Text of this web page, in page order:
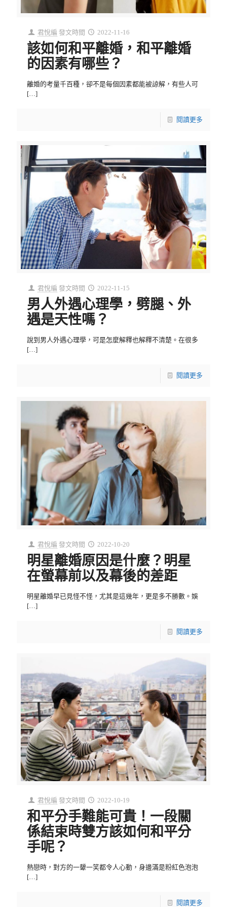
君悅編 發文時間 2022-11-16
該如何和平離婚，和平離婚
的因素有哪些？
離婚的考量千百種，卻不是每個因素都能被諒解，有些人可
[…]
閱讀更多
君悅編 發文時間 2022-11-15
男人外遇心理學，劈腿、外
遇是天性嗎？
說到男人外遇心理學，可是怎麼解釋也解釋不清楚。在很多
[…]
閱讀更多
君悅編 發文時間 2022-10-20
明星離婚原因是什麼？明星
在螢幕前以及幕後的差距
明星離婚早已見怪不怪，尤其是這幾年，更是多不勝數。娛
[…]
閱讀更多
君悅編 發文時間 2022-10-19
和平分手難能可貴！一段關
係結束時雙方該如何和平分
手呢？
熱戀時，對方的一顰一笑都令人心動，身邊滿是粉紅色泡泡
[…]
閱讀更多